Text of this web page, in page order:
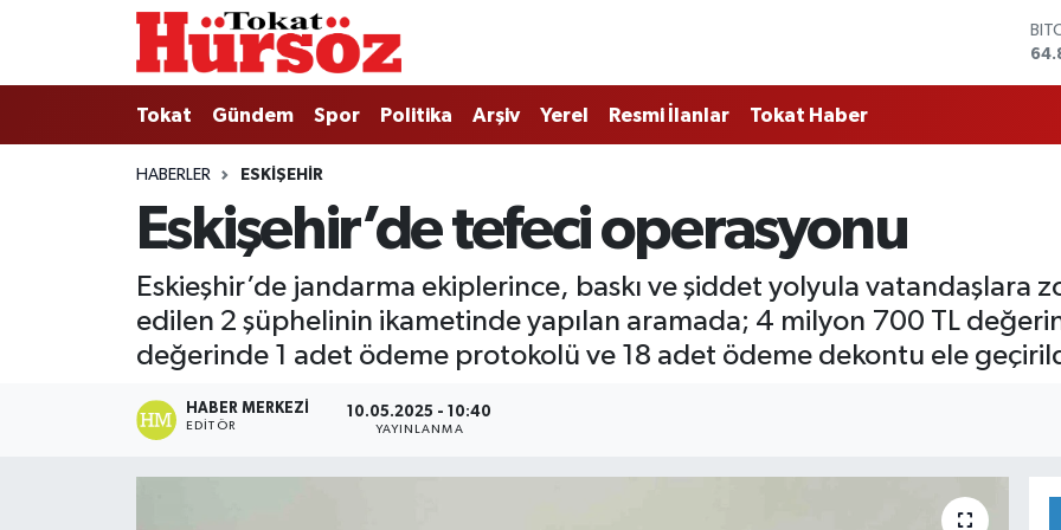
Tokat Gündem Spor Politika Arşiv Yerel Resmi İlanlar Tokat Haber
HABERLER ESKIŞEHIR
Eskişehir’de tefeci operasyonu
Eskieşhir’de jandarma ekiplerince, baskı ve şiddet yolyula vatandaşlara
edilen 2 şüphelinin ikametinde yapılan aramada; 4 milyon 700 TL
değerinde 1 adet ödeme protokolü ve 18 adet ödeme dekontu ele
HABER MERKEZI
EDITÖR
10.05.2025 - 10:40
YAYINLANMA
Tokat
Türkiye Gündemi
Gündem
Nöbetçi Eczaneler
Hava Durumu
Tokat Namaz Vakitleri
Süper Lig Puan Durumu ve Fikstür